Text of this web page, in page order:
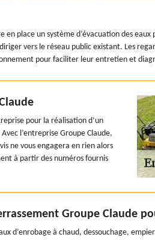
place un système d’évacuation des
vers le réseau public existant. Les
pour faciliter leur entretien et
pour la réalisation d’un
l’entreprise Groupe Claude,
ne vous engagera en rien alors
à partir des numéros fournis
Groupe Claude
d’enrobage à chaud, dessouchage,